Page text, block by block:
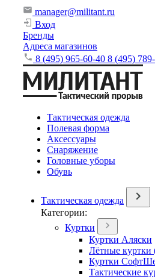
manager@militant.ru
Вход
Бренды
Адреса магазинов
8 (495) 965-60-40 8 (495)
Тактическая одежда
Полевая форма
Аксессуары
Снаряжение
Головные уборы
Обувь
Тактическая одежда
Категории:
Куртки
Куртки Аляски
Лётные куртки
Куртки
Тактические